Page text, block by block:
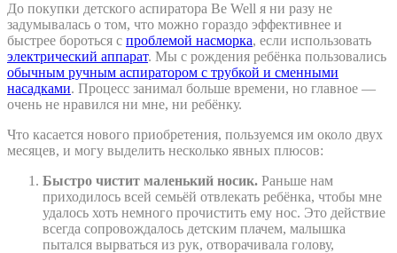
До покупки детского аспиратора Be Well я ни разу не
задумывалась о том, что можно гораздо эффективнее и
быстрее бороться с проблемой насморка, если использовать
электрический аппарат. Мы с рождения ребёнка пользовались
обычным ручным аспиратором с трубкой и сменными
насадками. Процесс занимал больше времени, но главное —
очень не нравился ни мне, ни ребёнку.
Что касается нового приобретения, пользуемся им около двух
месяцев, и могу выделить несколько явных плюсов:
Быстро чистит маленький носик. Раньше нам
приходилось всей семьёй отвлекать ребёнка, чтобы мне
удалось хоть немного прочистить ему нос. Это действие
всегда сопровождалось детским плачем, малышка
пытался вырваться из рук, отворачивала голову,